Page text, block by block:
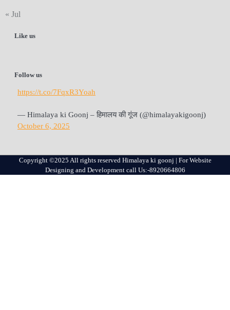
« Jul
Like us
Follow us
https://t.co/7FqxR3Yoah
— Himalaya ki Goonj – हिमालय की गूंज (@himalayakigoonj)
October 6, 2025
Copyright ©2025 All rights reserved Himalaya ki goonj | For Website
Designing and Development call Us:-8920664806